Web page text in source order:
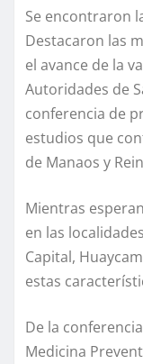
Se encontraron
Destacaron las
el avance de la
Autoridades de
conferencia de
estudios que
de Manaos y
Mientras
en las
Capital,
estas
De la
Medicina